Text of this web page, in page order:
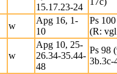
15.17.23-24
w
Apg 16, 1-
10
Ps
(R:
w
Apg 10, 25-
26.34-35.44-
48
Ps 98
3b.3c-